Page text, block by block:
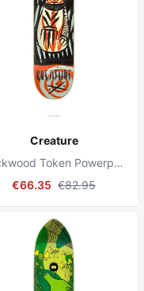
Creature
Lockwood Token Powerply Multi 8.25" Skateboard Deck
€66.35 €82.95